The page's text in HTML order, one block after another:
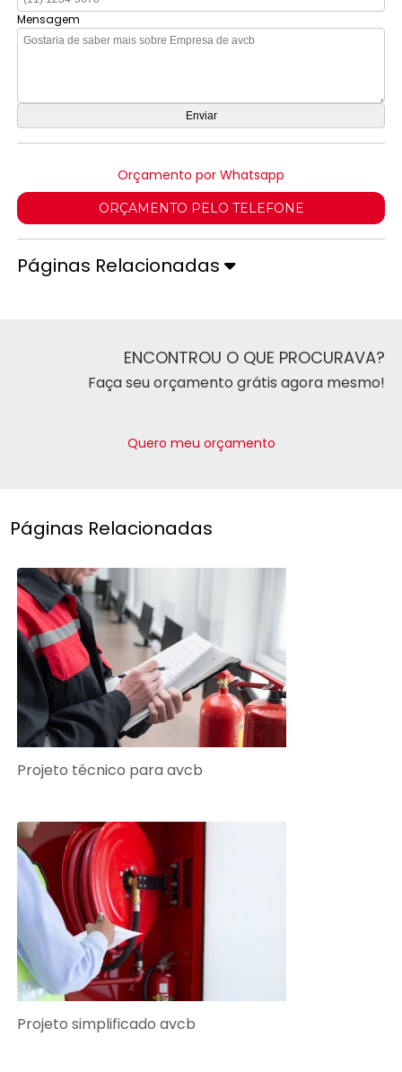
Mensagem
Orçamento por Whatsapp
ORÇAMENTO PELO TELEFONE
Páginas Relacionadas
ENCONTROU O QUE PROCURAVA?
Faça seu orçamento grátis agora mesmo!
Quero meu orçamento
Páginas Relacionadas
Projeto técnico para avcb
Projeto simplificado avcb